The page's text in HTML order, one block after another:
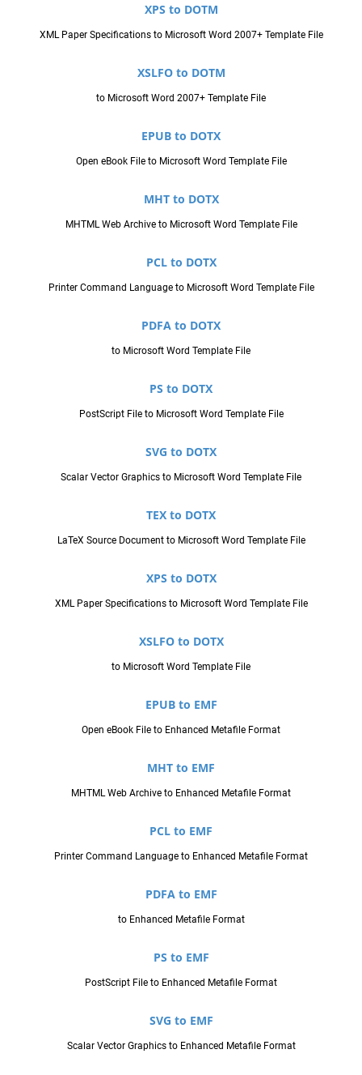
XPS to DOTM
XML Paper Specifications to Microsoft Word 2007+ Template File
XSLFO to DOTM
to Microsoft Word 2007+ Template File
EPUB to DOTX
Open eBook File to Microsoft Word Template File
MHT to DOTX
MHTML Web Archive to Microsoft Word Template File
PCL to DOTX
Printer Command Language to Microsoft Word Template File
PDFA to DOTX
to Microsoft Word Template File
PS to DOTX
PostScript File to Microsoft Word Template File
SVG to DOTX
Scalar Vector Graphics to Microsoft Word Template File
TEX to DOTX
LaTeX Source Document to Microsoft Word Template File
XPS to DOTX
XML Paper Specifications to Microsoft Word Template File
XSLFO to DOTX
to Microsoft Word Template File
EPUB to EMF
Open eBook File to Enhanced Metafile Format
MHT to EMF
MHTML Web Archive to Enhanced Metafile Format
PCL to EMF
Printer Command Language to Enhanced Metafile Format
PDFA to EMF
to Enhanced Metafile Format
PS to EMF
PostScript File to Enhanced Metafile Format
SVG to EMF
Scalar Vector Graphics to Enhanced Metafile Format